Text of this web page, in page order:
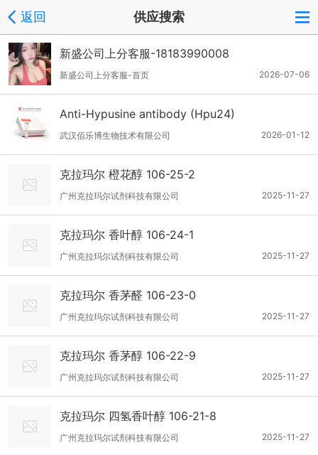
返回 供应搜索
新盛公司上分客服-18183990008
2026-07-06
新盛公司上分客服-首页
Anti-Hypusine antibody (Hpu24)
2026-01-12
武汉佰乐博生物技术有限公司
克拉玛尔 橙花醇 106-25-2
2025-11-27
广州克拉玛尔试剂科技有限公司
克拉玛尔 香叶醇 106-24-1
2025-11-27
广州克拉玛尔试剂科技有限公司
克拉玛尔 香茅醛 106-23-0
2025-11-27
广州克拉玛尔试剂科技有限公司
克拉玛尔 香茅醇 106-22-9
2025-11-27
广州克拉玛尔试剂科技有限公司
克拉玛尔 四氢香叶醇 106-21-8
2025-11-27
广州克拉玛尔试剂科技有限公司